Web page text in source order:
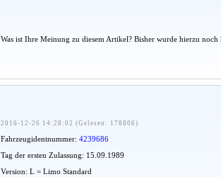
Was ist Ihre Meinung zu diesem Artikel? Bisher wurde hierzu
2016-12-26 14:28:02 (Gelesen: 178806)
Fahrzeugidentnummer: 4239686
Tag der ersten Zulassung: 15.09.1989
Version: L = Limo Standard